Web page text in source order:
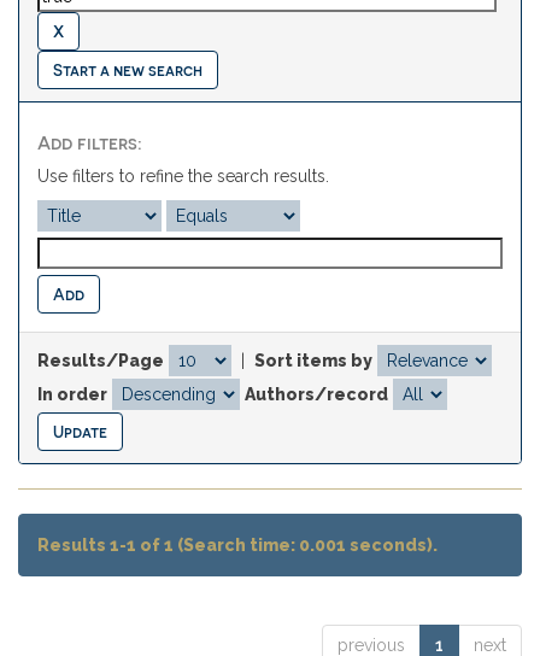
Start a new search
Add filters:
Use filters to refine the search results.
Results/Page
Sort items by
In order
Authors/record
Results 1-1 of 1 (Search time: 0.001 seconds).
previous 1 next